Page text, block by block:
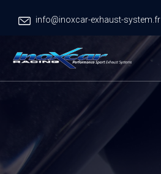
info@inoxcar-exhaust-system.fr